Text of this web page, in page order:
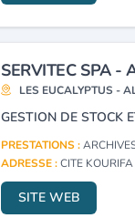
SERVITEC SPA -
LES EUCALYPTUS -
GESTION DE STOCK
PRESTATIONS :
ADRESSE :CITE
SITE WEB